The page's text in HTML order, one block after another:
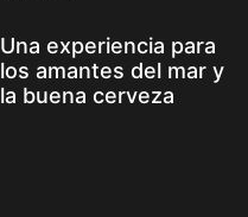
Una experiencia para
los amantes del mar y
la buena cerveza